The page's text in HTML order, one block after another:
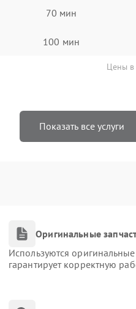
70 мин
100 мин
Цены в
Показать все услуги
Оригинальные
Используются
гарантирует корректную